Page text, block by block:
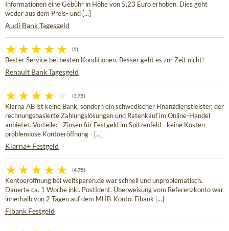
Informationen eine Gebühr in Höhe von 5,23 Euro erhoben. Dies geht
weder aus dem Preis- und [...]
Audi Bank Tagesgeld
(5)
Bester Service bei besten Konditionen. Besser geht es zur Zeit nicht!
Renault Bank Tagesgeld
(3,75)
Klarna AB ist keine Bank, sondern ein schwedischer Finanzdienstleister, der
rechnungsbasierte Zahlungslösungen und Ratenkauf im Online-Handel
anbietet. Vorteile: - Zinsen für Festgeld im Spitzenfeld - keine Kosten -
problemlose Kontoeröffnung - [...]
Klarna+ Festgeld
(4,75)
Kontoeröffnung bei weltsparen.de war schnell und unproblematisch.
Dauerte ca. 1 Woche inkl. PostIdent. Überweisung vom Referenzkonto war
innerhalb von 2 Tagen auf dem MHB-Konto. Fibank [...]
Fibank Festgeld